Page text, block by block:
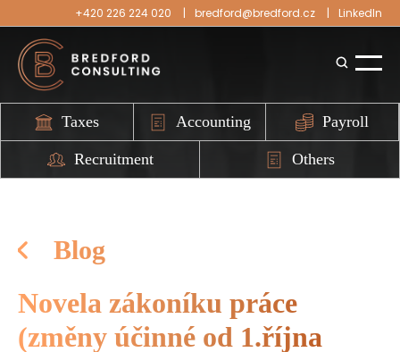
+420 226 224 020 bredford@bredford.cz LinkedIn
Taxes Accounting Payroll
Recruitment Others
Blog
Novela zákoníku práce
(změny účinné od 1.října